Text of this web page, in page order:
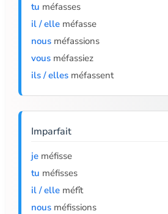
tu méfasses
il / elle méfasse
nous méfassions
vous méfassiez
ils / elles méfassent
Imparfait
je méfisse
tu méfisses
il / elle méfît
nous méfissions